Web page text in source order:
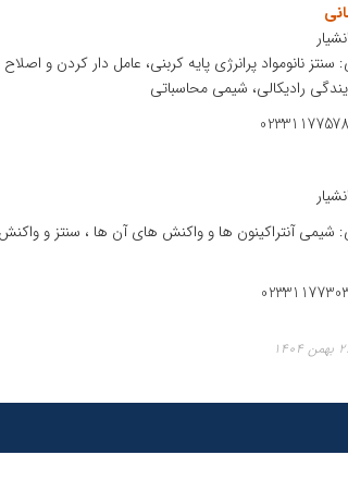
نانومواد پرانرژی پایه کربنی، عامل دار کردن و
رادیکالی، شیمی محاسباتی
آنتراکینون ها و واکنش های آن ها ، سنتز و